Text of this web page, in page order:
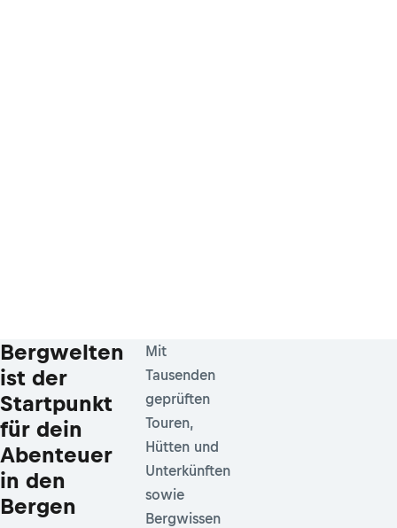
Bergwelten
ist der
Startpunkt
für dein
Abenteuer
in den
Bergen
Mit
Tausenden
geprüften
Touren,
Hütten und
Unterkünften
sowie
Bergwissen